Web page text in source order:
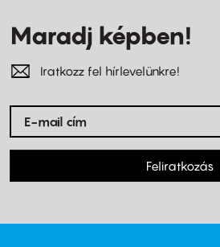
Maradj képben!
Iratkozz fel hírlevelünkre!
Feliratkozás